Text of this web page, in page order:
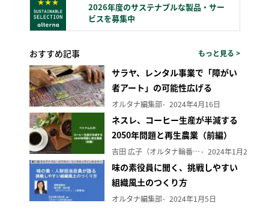
2026年度のサステナブルな製品・サー
ビスを募集中
おすすめ記事 もっと見る >
サラヤ、レンタル事業で「障がい
者アート」の可能性広げる
オルタナ編集部 2024年4月16日
ネスレ、コーヒー生産が半減する
2050年問題と再生農業（前編）
吉田 広子（オルタナ輪番編集長） 2024年1月29日
味の素役員に聞く、挑戦しやすい
組織風土のつくり方
オルタナ編集部 2024年1月5日